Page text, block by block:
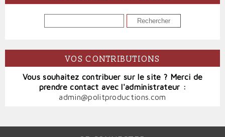
VOS CONTRIBUTIONS
Vous souhaitez contribuer sur le site ? Merci de
prendre contact avec l'administrateur :
admin@politproductions.com